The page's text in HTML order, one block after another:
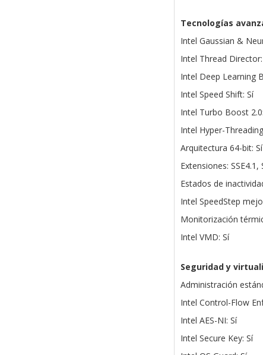
Tecnologías
Intel Gaussian &
Intel Thread
Intel Deep Learning
Intel Speed Shift: Sí
Intel Turbo Boost
Intel Hyper-
Arquitectura 64-bit: Sí
Extensiones: SSE4.1,
Estados de
Intel SpeedStep
Monitorización
Intel VMD: Sí
Seguridad y
Administración
Intel Control-Flow
Intel AES-NI: Sí
Intel Secure Key: Sí